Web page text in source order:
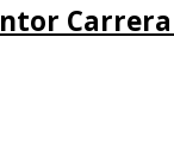
Carrera